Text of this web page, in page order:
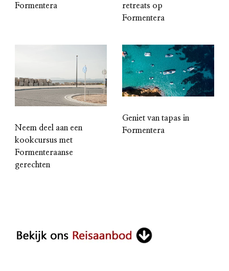
Formentera
retreats op
Formentera
Neem deel aan een
kookcursus met
Formenteraanse
gerechten
Geniet van tapas in
Formentera